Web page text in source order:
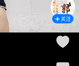
关注